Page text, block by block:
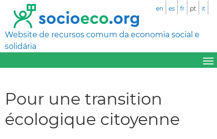
Website de recursos comum da economia social e
solidária
en es fr pt it
Pour une transition
écologique citoyenne